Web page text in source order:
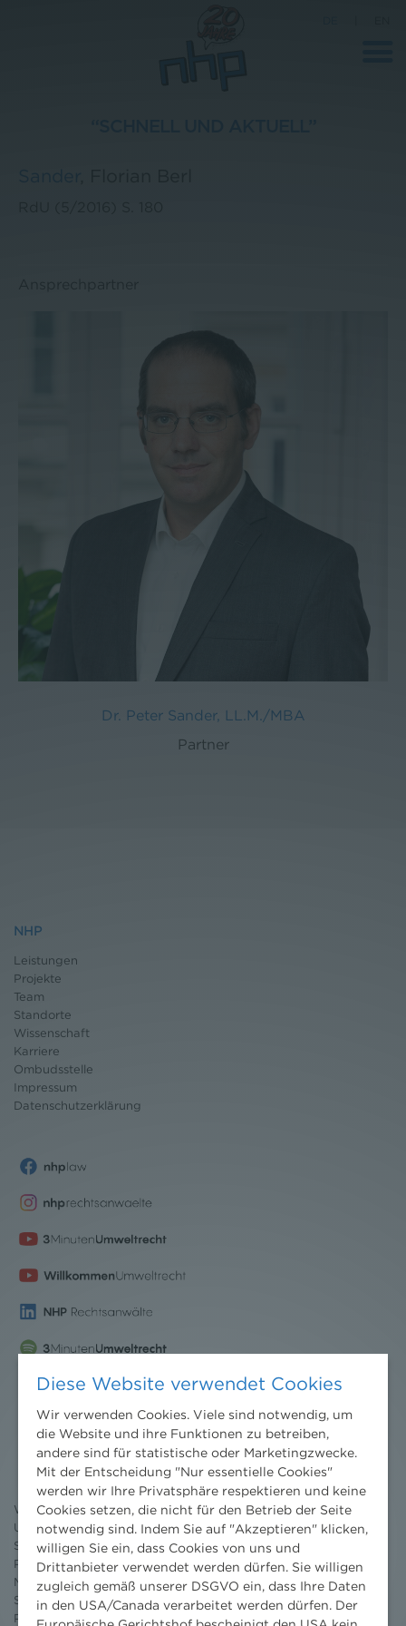
Dr. Peter Sander, LL.M./MBA
Partner
NHP
Leistungen
Projekte
Team
Standorte
Wissenschaft
Karriere
Ombudsstelle
Impressum
Datenschutzerklärung
Nachrichten
News aktuell
Newsletter
3 Minuten Umweltrecht
Willkommen Umweltrecht
Umweltrechtsblog
Seminare
Publikationen
Moot Court
Stipendium
Pressebereich
Diese Website verwendet Cookies
Wir verwenden Cookies. Viele sind notwendig, um
die Website und ihre Funktionen zu betreiben,
andere sind für statistische oder Marketingzwecke.
Mit der Entscheidung "Nur essentielle Cookies"
werden wir Ihre Privatsphäre respektieren und keine
Cookies setzen, die nicht für den Betrieb der Seite
notwendig sind. Indem Sie auf "Akzeptieren" klicken,
willigen Sie ein, dass Cookies von uns und
Drittanbieter verwendet werden dürfen. Sie willigen
zugleich gemäß unserer DSGVO ein, dass Ihre Daten
in den USA/Canada verarbeitet werden dürfen. Der
Europäische Gerichtshof bescheinigt den USA kein